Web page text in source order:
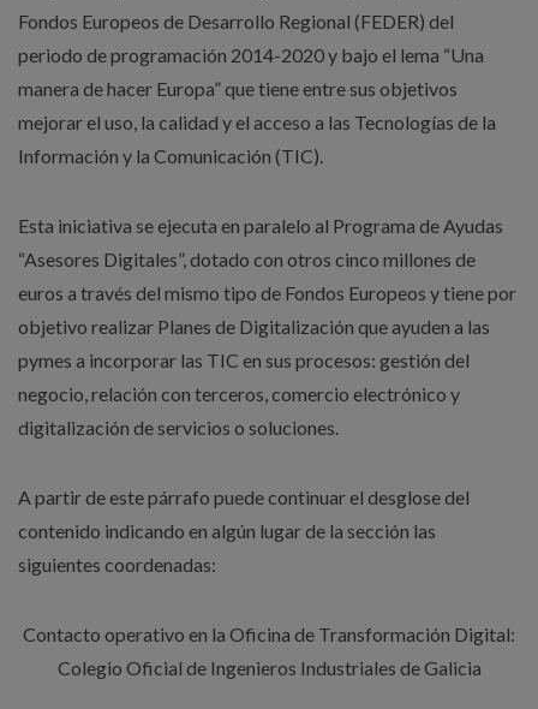
Fondos Europeos de Desarrollo Regional (FEDER) del
periodo de programación 2014-2020 y bajo el lema “Una
manera de hacer Europa” que tiene entre sus objetivos
mejorar el uso, la calidad y el acceso a las Tecnologías de la
Información y la Comunicación (TIC).
Esta iniciativa se ejecuta en paralelo al Programa de Ayudas
“Asesores Digitales”, dotado con otros cinco millones de
euros a través del mismo tipo de Fondos Europeos y tiene por
objetivo realizar Planes de Digitalización que ayuden a las
pymes a incorporar las TIC en sus procesos: gestión del
negocio, relación con terceros, comercio electrónico y
digitalización de servicios o soluciones.
A partir de este párrafo puede continuar el desglose del
contenido indicando en algún lugar de la sección las
siguientes coordenadas:
Contacto operativo en la Oficina de Transformación Digital:
Colegio Oficial de Ingenieros Industriales de Galicia